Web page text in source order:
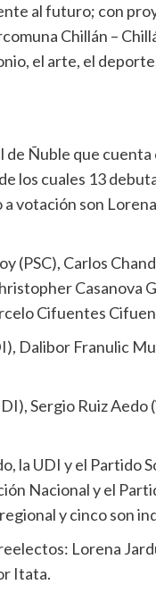
al futuro; con
Chillán –
el arte, el
de Ñuble que
los cuales 13
votación son
(PSC), Carlos
Casanova
Cifuentes
Dalibor Franulic
Sergio Ruiz
la UDI y el Partido
Nacional y el
y cinco son
Lorena
Itata.